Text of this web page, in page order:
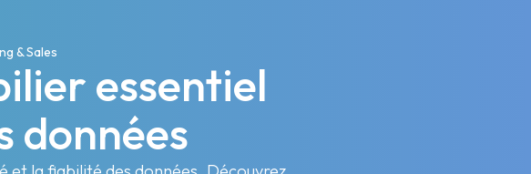
& Sales
essentiel
données